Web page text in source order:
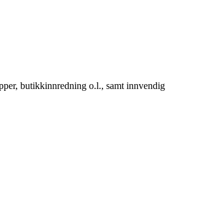
butikkinnredning o.l., samt innvendig